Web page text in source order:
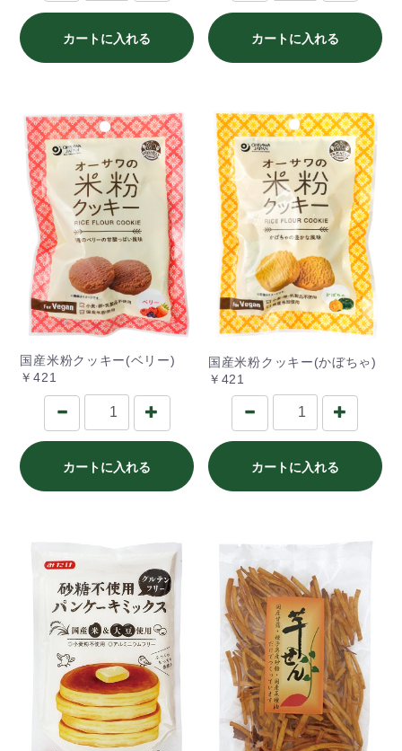
カートに入れる カートに入れる
国産米粉クッキー(ベリー)
￥421
カートに入れる
国産米粉クッキー(かぼちゃ)
￥421
カートに入れる